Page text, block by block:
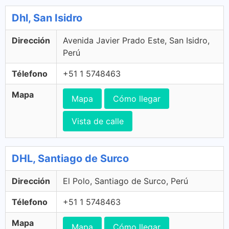
Dhl, San Isidro
Dirección
Avenida Javier Prado Este, San Isidro,
Perú
Télefono +51 1 5748463
Mapa Mapa Cómo llegar
Vista de calle
DHL, Santiago de Surco
Dirección El Polo, Santiago de Surco, Perú
Télefono +51 1 5748463
Mapa Mapa Cómo llegar